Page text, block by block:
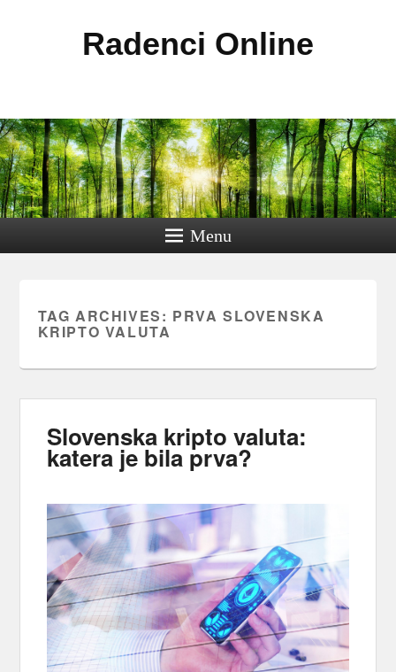
Radenci Online
Menu
TAG ARCHIVES: PRVA SLOVENSKA
KRIPTO VALUTA
Slovenska kripto valuta:
katera je bila prva?